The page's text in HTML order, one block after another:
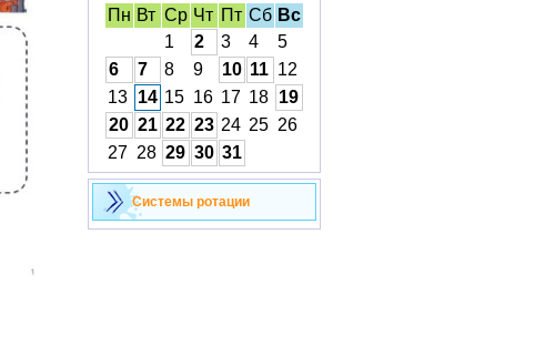
Пн Вт Ср Чт Пт Сб Вс
1
2 3 4
5
6
7 8 9 10 11 12
13
14 15 16 17 18
19
20 21 22 23 24 25 26
27 28 29 30 31
Cистемы ротации